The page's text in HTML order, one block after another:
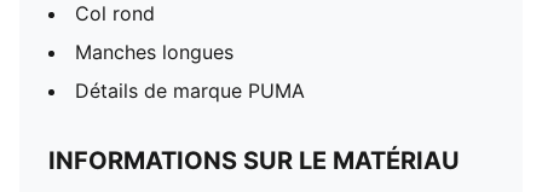
Col rond
Manches longues
Détails de marque PUMA
INFORMATIONS SUR LE MATÉRIAU